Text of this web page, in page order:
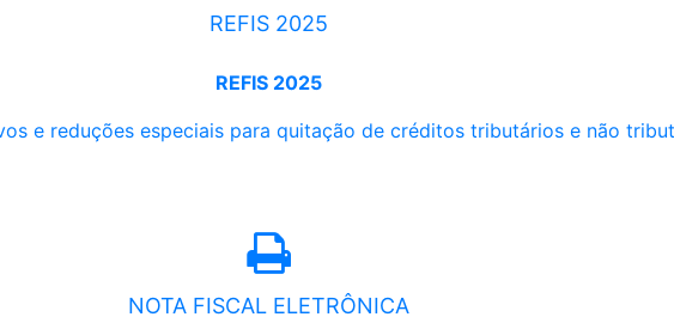
REFIS 2025
REFIS 2025
e reduções especiais para quitação de créditos tributários e não
NOTA FISCAL ELETRÔNICA